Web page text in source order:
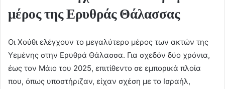
μέρος της Ερυθράς Θάλασσας
Οι Χούθι ελέγχουν το μεγαλύτερο μέρος των ακτών της
Υεμένης στην Ερυθρά Θάλασσα. Για σχεδόν δύο χρόνια,
έως τον Μάιο του 2025, επιτίθεντο σε εμπορικά πλοία
που, όπως υποστήριζαν, είχαν σχέση με το Ισραήλ,